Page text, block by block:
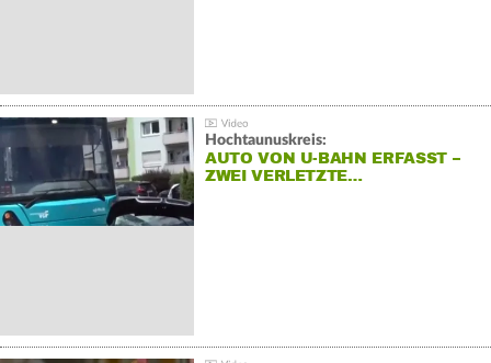
Hochtaunuskreis:
AUTO VON U-BAHN ERFASST –
ZWEI VERLETZTE…